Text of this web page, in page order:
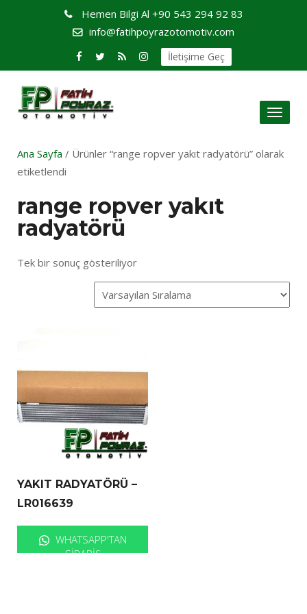
Hemen Bilgi Al +90 543 294 92 83
info@fatihpoyrazotomotiv.com
İletişime Geç
Toggle
Ana Sayfa / Ürünler “range ropver yakıt radyatörü” olarak
etiketlendi
range ropver yakıt
radyatörü
Tek bir sonuç gösteriliyor
YAKIT RADYATÖRÜ –
LR016639
WHATSAPP'TAN
SIPARIŞ